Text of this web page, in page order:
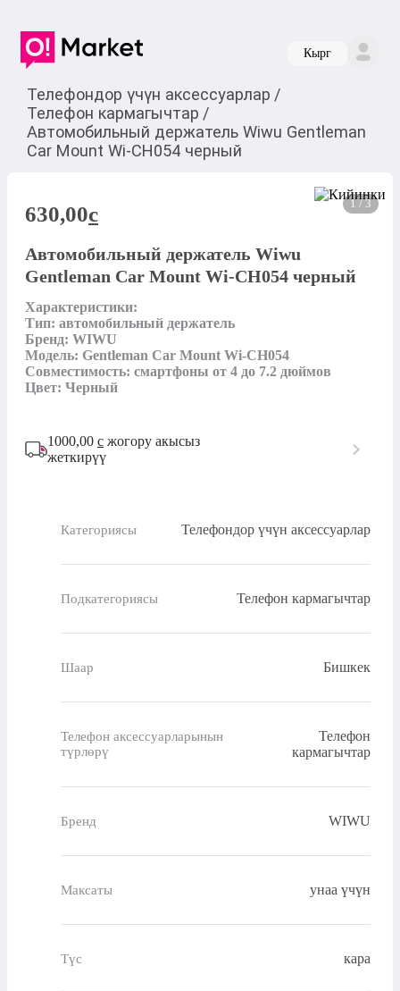
Кырг
Телефондор үчүн аксессуарлар /
Телефон кармагычтар /
Автомобильный держатель Wiwu Gentleman
Car Mount Wi-CH054 черный
1 / 3
630,00c
Автомобильный держатель Wiwu
Gentleman Car Mount Wi-CH054 черный
Характеристики:
Тип: автомобильный держатель
Бренд: WIWU
Модель: Gentleman Car Mount Wi-CH054
Совместимость: смартфоны от 4 до 7.2 дюймов
Цвет: Черный
1000,00 с жогору акысыз
жеткирүү
Категориясы Телефондор үчүн аксессуарлар
Подкатегориясы Телефон кармагычтар
Шаар Бишкек
Телефон аксессуарларынын
түрлөрү
Телефон
кармагычтар
Бренд WIWU
Максаты унаа үчүн
Түс кара